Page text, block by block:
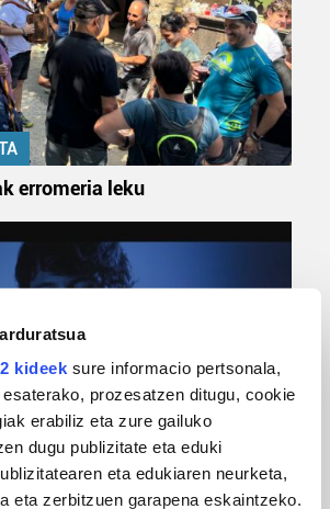
kideek sure informacio pertsonala,
prozesatzen ditugu, cookie
erabiliz eta zure gailuko
dugu publizitate eta eduki
eta edukiaren neurketa,
eta zerbitzuen garapena eskaintzeko.
erromeria leku
aukera 'KimiK' eta